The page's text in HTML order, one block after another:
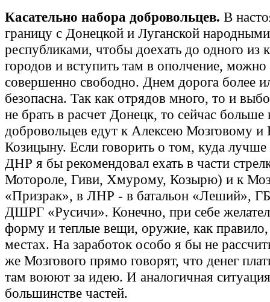
Касательно набора добровольцев. В
границу с Донецкой и Луганской народными
республиками, чтобы доехать до одного из
городов и вступить там в ополчение, можно
совершенно свободно. Днем дорога более
безопасна. Так как отрядов много, то и
не брать в расчет Донецк, то сейчас больше
добровольцев едут к Алексею Мозговому
Козицыну. Если говорить о том, куда лучше
ДНР я бы рекомендовал ехать в части
Мотороле, Гиви, Хмурому, Козырю) и к
«Призрак», в ЛНР - в батальон «Леший»,
ДШРГ «Русичи». Конечно, при себе
форму и теплые вещи, оружие, как
местах. На заработок особо я бы не
же Мозгового прямо говорят, что денег
там воюют за идею. И аналогичная
большинстве частей.